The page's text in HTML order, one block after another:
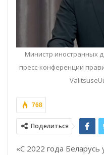
Министр иностранных
пресс-конференции
768
Поделиться
«С 2022 года Беларусь